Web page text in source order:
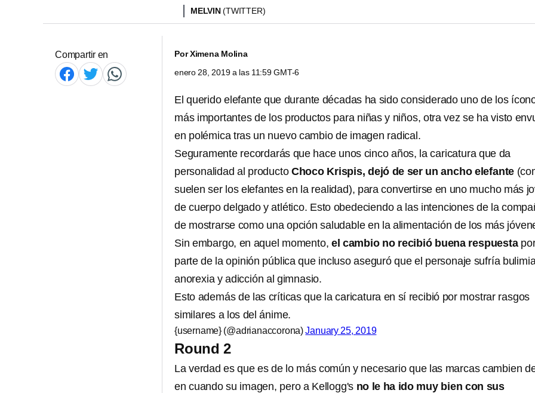
MELVIN(TWITTER)
Compartir en PorXimena Molina
enero 28, 2019 a las 11:59 GMT-6
El querido elefante que durante décadas ha sido considerado uno de los
más importantes de los productos para niñas y niños, otra vez se ha visto
en polémica tras un nuevo cambio de imagen radical.
Seguramente recordarás que hace unos cinco años, la caricatura que da
personalidad al producto Choco Krispis, dejó de ser un ancho elefante
suelen ser los elefantes en la realidad), para convertirse en uno mucho más
de cuerpo delgado y atlético. Esto obedeciendo a las intenciones de la
de mostrarse como una opción saludable en la alimentación de los más
Sin embargo, en aquel momento, el cambio no recibió buena respuesta
parte de la opinión pública que incluso aseguró que el personaje sufría
anorexia y adicción al gimnasio.
Esto además de las críticas que la caricatura en sí recibió por mostrar rasgos
similares a los del ánime.
{username} (@adrianaccorona)January 25, 2019
Round 2
La verdad es que es de lo más común y necesario que las marcas cambien
en cuando su imagen, pero a Kellogg's no le ha ido muy bien con sus